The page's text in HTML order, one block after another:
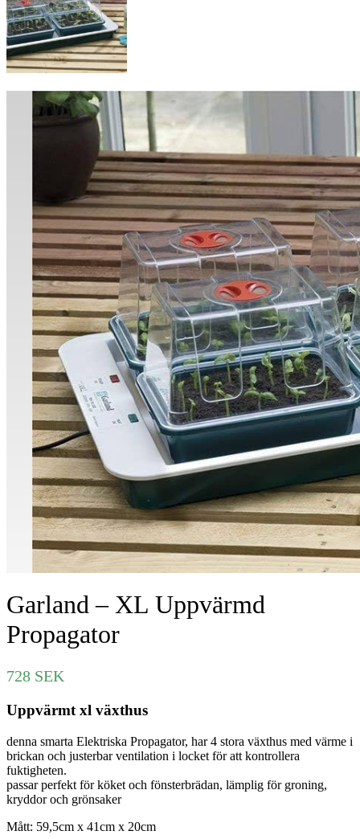
Garland – XL Uppvärmd
Propagator
728 SEK
Uppvärmt xl växthus
denna smarta Elektriska Propagator, har 4 stora växthus med värme i
brickan och justerbar ventilation i locket för att kontrollera
fuktigheten.
passar perfekt för köket och fönsterbrädan, lämplig för groning,
kryddor och grönsaker
Mått: 59,5cm x 41cm x 20cm